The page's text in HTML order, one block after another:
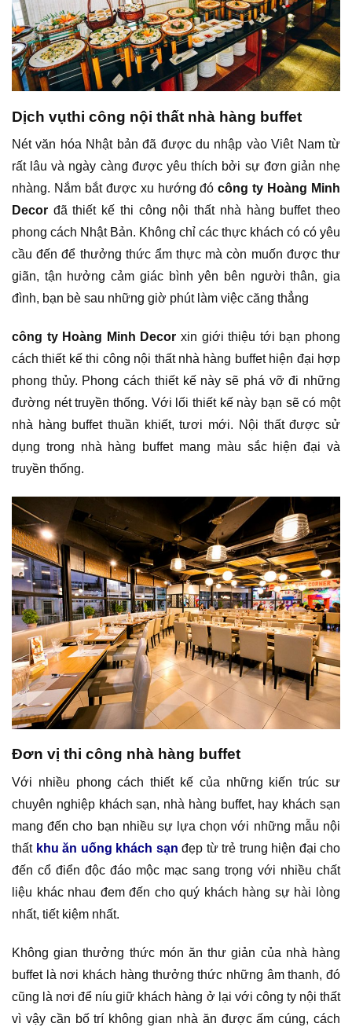
Dịch vụthi công nội thất nhà hàng buffet
Nét văn hóa Nhật bản đã được du nhập vào Viêt Nam từ
rất lâu và ngày càng được yêu thích bởi sự đơn giản nhẹ
nhàng. Nắm bắt được xu hướng đócông ty Hoàng Minh
Decor đã thiết kế thi công nội thất nhà hàng buffet theo
phong cách Nhật Bản. Không chỉ các thực khách có có yêu
cầu đến để thưởng thức ẩm thực mà còn muốn được thư
giãn, tận hưởng cảm giác bình yên bên người thân, gia
đình, bạn bè sau những giờ phút làm việc căng thẳng
công ty Hoàng Minh Decor xin giới thiệu tới bạn phong
cách thiết kế thi công nội thất nhà hàng buffet hiện đại hợp
phong thủy. Phong cách thiết kế này sẽ phá vỡ đi những
đường nét truyền thống. Với lối thiết kế này bạn sẽ có một
nhà hàng buffet thuần khiết, tươi mới. Nội thất được sử
dụng trong nhà hàng buffet mang màu sắc hiện đại và
truyền thống.
Đơn vị thi công nhà hàng buffet
Với nhiều phong cách thiết kế của những kiến trúc sư
chuyên nghiệp khách sạn, nhà hàng buffet, hay khách sạn
mang đến cho bạn nhiều sự lựa chọn với những mẫu nội
thất khu ăn uống khách sạn đẹp từ trẻ trung hiện đại cho
đến cổ điển độc đáo mộc mạc sang trọng với nhiều chất
liệu khác nhau đem đến cho quý khách hàng sự hài lòng
nhất, tiết kiệm nhất.
Không gian thưởng thức món ăn thư giản của nhà hàng
buffet là nơi khách hàng thưởng thức những âm thanh, đó
cũng là nơi để níu giữ khách hàng ở lại với công ty nội thất
vì vậy cần bố trí không gian nhà ăn được ấm cúng, cách